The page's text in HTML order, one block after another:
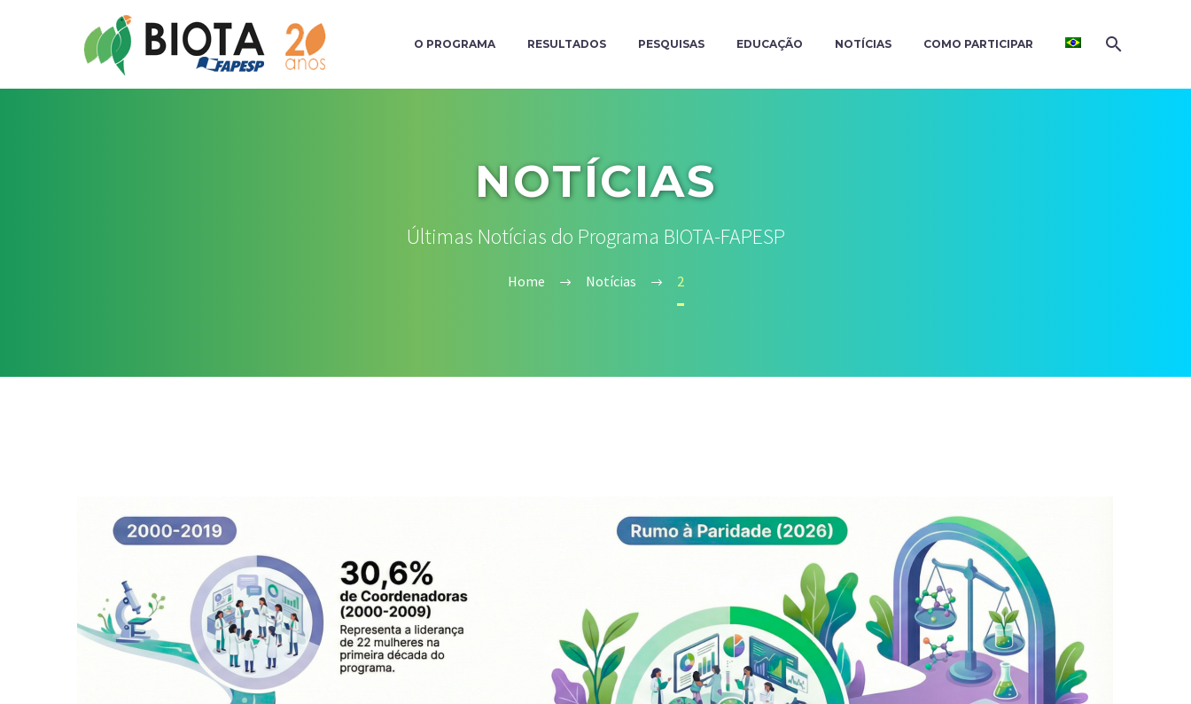
O PROGRAMA RESULTADOS PESQUISAS EDUCAÇÃO NOTÍCIAS COMO PARTICIPAR
NOTÍCIAS
Últimas Notícias do Programa BIOTA-FAPESP
Home Notícias 2